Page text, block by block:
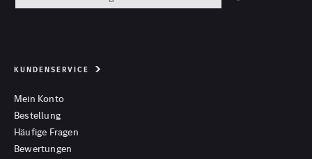
KUNDENSERVICE
Mein Konto
Bestellung
Häufige Fragen
Bewertungen